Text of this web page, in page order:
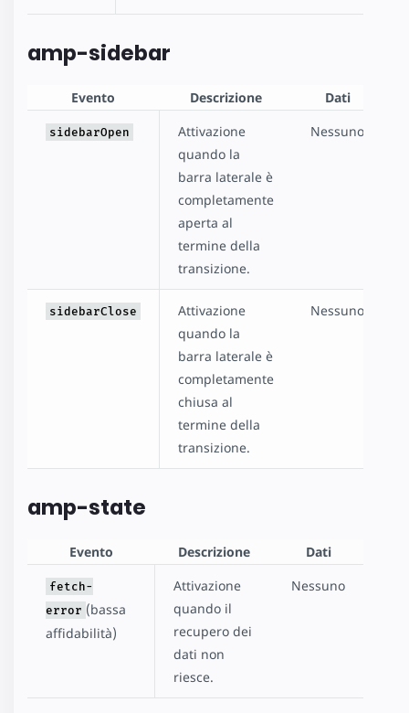
amp-sidebar
Evento Descrizione Dati
sidebarOpen
Attivazione
quando la
barra laterale è
completamente
aperta al
termine della
transizione.
Nessuno
sidebarClose
Attivazione
quando la
barra laterale è
completamente
chiusa al
termine della
transizione.
Nessuno
amp-state
Evento Descrizione Dati
fetch-
error (bassa
affidabilità)
Attivazione
quando il
recupero dei
dati non
riesce.
Nessuno